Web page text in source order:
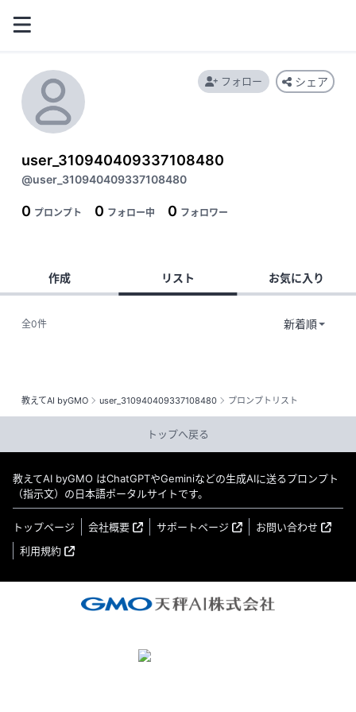
教えてAI byGMO user_310940409337108480 プロンプトリスト
user_310940409337108480
@user_310940409337108480
0 プロンプト 0 フォロー中 0 フォロワー
フォロー シェア
作成 リスト お気に入り
全0件
トップへ戻る
教えてAI byGMO はChatGPTやGeminiなどの生成AIに送るプロンプト
（指示文）の日本語ポータルサイトです。
トップページ 会社概要 サポートページ
お問い合わせ
利用規約